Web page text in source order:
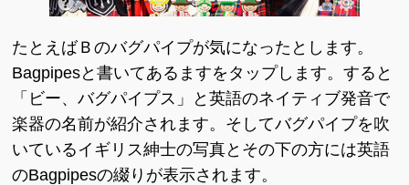
たとえばＢのバグパイプが気になったとします。
Bagpipesと書いてあるますをタップします。すると
「ビー、バグパイプス」と英語のネイティブ発音で
楽器の名前が紹介されます。そしてバグパイプを吹
いているイギリス紳士の写真とその下の方には英語
のBagpipesの綴りが表示されます。